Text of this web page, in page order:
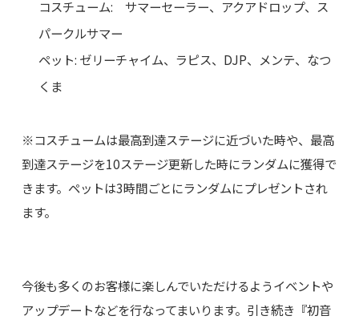
コスチューム: サマーセーラー、アクアドロップ、ス
パークルサマー
ペット: ゼリーチャイム、ラピス、DJP、メンテ、なつ
くま
※コスチュームは最高到達ステージに近づいた時や、最高
到達ステージを10ステージ更新した時にランダムに獲得で
きます。ペットは3時間ごとにランダムにプレゼントされ
ます。
今後も多くのお客様に楽しんでいただけるようイベントや
アップデートなどを行なってまいります。引き続き『初音